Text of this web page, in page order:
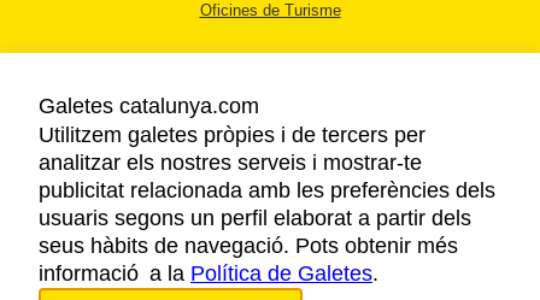
Oficines de Turisme
AVÍS LEGAL
POLÍTICA DE PRIVACITAT
COOKIES
ACCESSIBILITAT
Galetes catalunya.com
Utilitzem galetes pròpies i de tercers per
analitzar els nostres serveis i mostrar-te
publicitat relacionada amb les preferències dels
usuaris segons un perfil elaborat a partir dels
seus hàbits de navegació. Pots obtenir més
informació a la Política de Galetes.